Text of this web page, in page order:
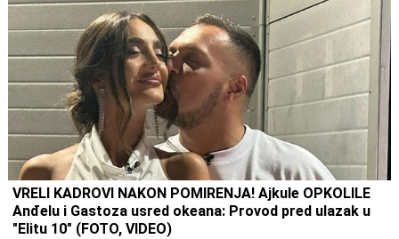
VRELI KADROVI NAKON POMIRENJA! Ajkule OPKOLILE
Anđelu i Gastoza usred okeana: Provod pred ulazak u
"Elitu 10" (FOTO, VIDEO)